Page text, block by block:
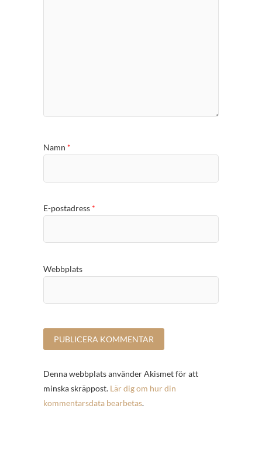
Namn *
E-postadress *
Webbplats
Denna webbplats använder Akismet för att
minska skräppost. Lär dig om hur din
kommentarsdata bearbetas.